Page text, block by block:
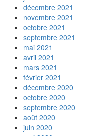
décembre 2021
novembre 2021
octobre 2021
septembre 2021
mai 2021
avril 2021
mars 2021
février 2021
décembre 2020
octobre 2020
septembre 2020
août 2020
juin 2020